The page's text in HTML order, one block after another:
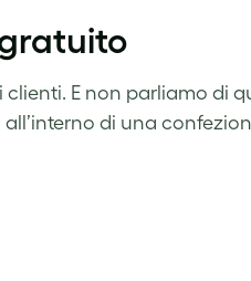
E non parliamo di
di una